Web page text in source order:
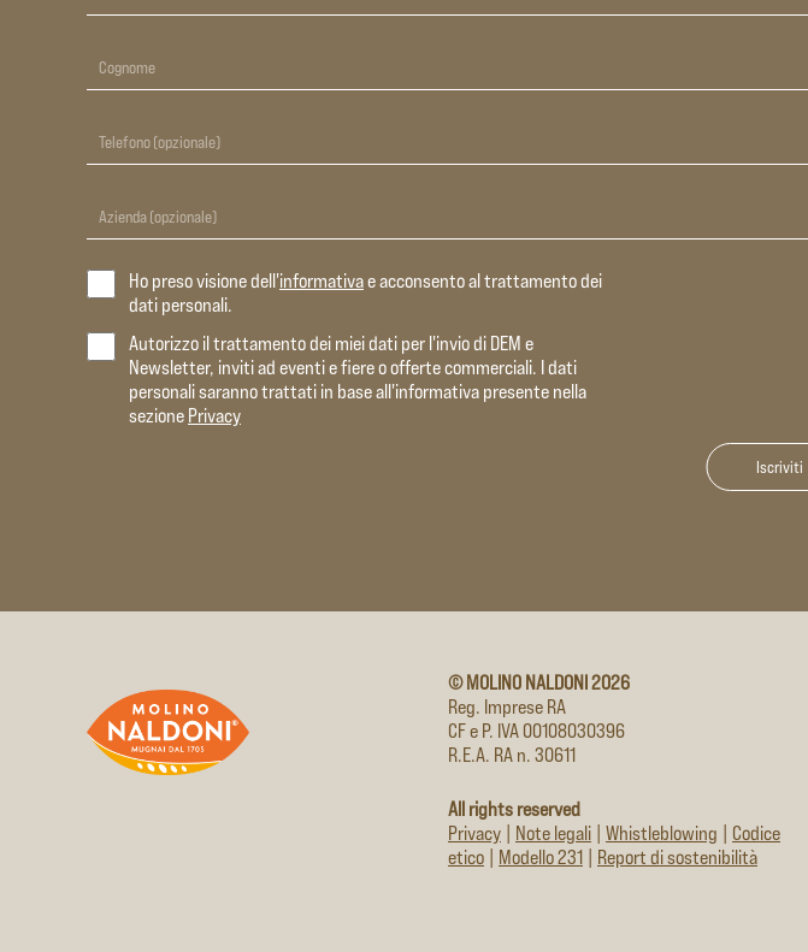
Ho preso visione dell'informativae acconsento al trattamento dei
dati personali.
Autorizzo il trattamento dei miei dati per l'invio di DEM e
Newsletter, inviti ad eventi e fiere o offerte commerciali. I dati
personali saranno trattati in base all'informativa presente nella
sezione Privacy
© MOLINO NALDONI 2026
Reg. Imprese RA
CF e P. IVA 00108030396
R.E.A. RA n. 30611
All rights reserved
Privacy
Note legali Whistleblowing
Codice
etico
Modello 231 Report di sostenibilità